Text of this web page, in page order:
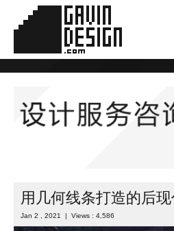
用几何线条打造的后
Jan 2 , 2021 | Views : 4,586